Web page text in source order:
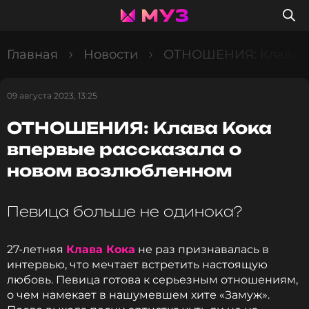
Главная Новости ОТНОШЕНИЯ: Клава
09 августа 2023, 13:25
ОТНОШЕНИЯ: Клава Кока
впервые рассказала о
новом возлюбленном
Певица больше не одинока?
27-летняя Клава Кока не раз признавалась в
интервью, что мечтает встретить настоящую
любовь. Певица готова к серьезным отношениям,
о чем намекает в нашумевшем хите «Замуж».